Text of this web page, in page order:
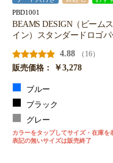
PBD1001
BEAMS DESIGN（ビーム
イン）スタンダードロゴ
4.88
（16）
販売価格：
￥3,278
ブルー
ブラック
グレー
カラーをタップしてサイズ・在庫を
表記の無いサイズは販売終了